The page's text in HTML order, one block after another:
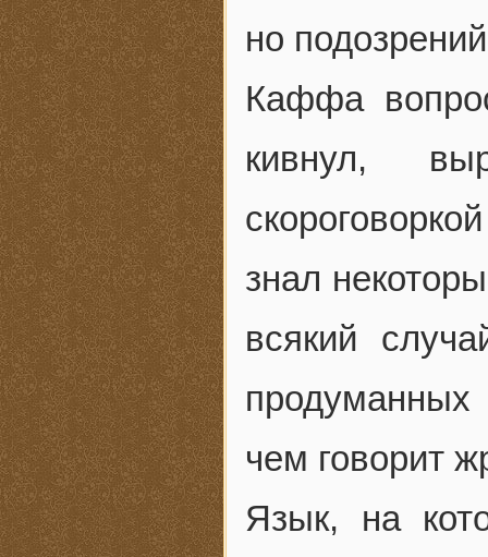
но
Каффа
кивнул,
знал
всякий
чем говорит
Язык, на